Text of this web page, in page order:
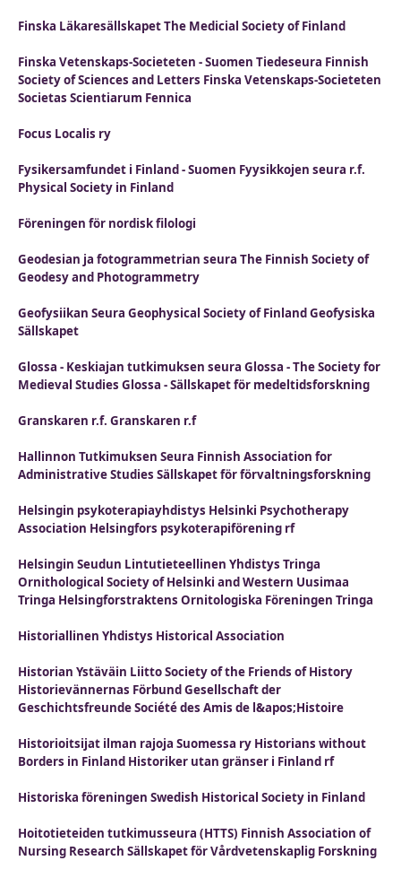
Finska Läkaresällskapet The Medicial Society of Finland
Finska Vetenskaps-Societeten - Suomen Tiedeseura Finnish
Society of Sciences and Letters Finska Vetenskaps-Societeten
Societas Scientiarum Fennica
Focus Localis ry
Fysikersamfundet i Finland - Suomen Fyysikkojen seura r.f.
Physical Society in Finland
Föreningen för nordisk filologi
Geodesian ja fotogrammetrian seura The Finnish Society of
Geodesy and Photogrammetry
Geofysiikan Seura Geophysical Society of Finland Geofysiska
Sällskapet
Glossa - Keskiajan tutkimuksen seura Glossa - The Society for
Medieval Studies Glossa - Sällskapet för medeltidsforskning
Granskaren r.f. Granskaren r.f
Hallinnon Tutkimuksen Seura Finnish Association for
Administrative Studies Sällskapet för förvaltningsforskning
Helsingin psykoterapiayhdistys Helsinki Psychotherapy
Association Helsingfors psykoterapiförening rf
Helsingin Seudun Lintutieteellinen Yhdistys Tringa
Ornithological Society of Helsinki and Western Uusimaa
Tringa Helsingforstraktens Ornitologiska Föreningen Tringa
Historiallinen Yhdistys Historical Association
Historian Ystäväin Liitto Society of the Friends of History
Historievännernas Förbund Gesellschaft der
Geschichtsfreunde Société des Amis de l&apos;Histoire
Historioitsijat ilman rajoja Suomessa ry Historians without
Borders in Finland Historiker utan gränser i Finland rf
Historiska föreningen Swedish Historical Society in Finland
Hoitotieteiden tutkimusseura (HTTS) Finnish Association of
Nursing Research Sällskapet för Vårdvetenskaplig Forskning